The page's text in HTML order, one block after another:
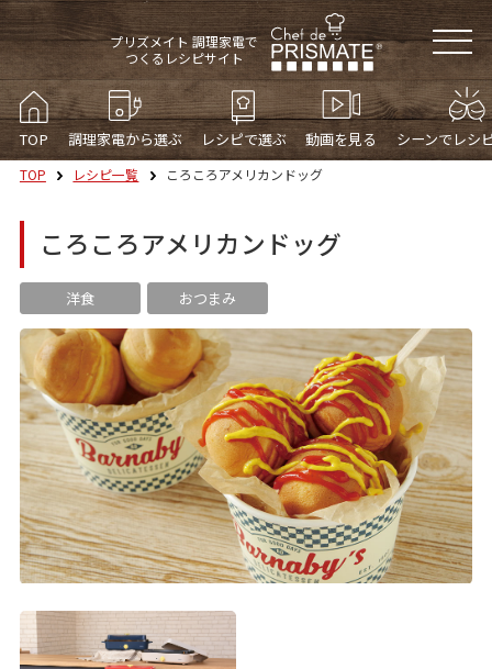
プリズメイト 調理家電で
つくるレシピサイト
TOP 調理家電から選ぶ レシピで選ぶ シーンでレシ
動画を見る
TOP レシピ一覧 ころころアメリカンドッグ
ころころアメリカンドッグ
洋食 おつまみ